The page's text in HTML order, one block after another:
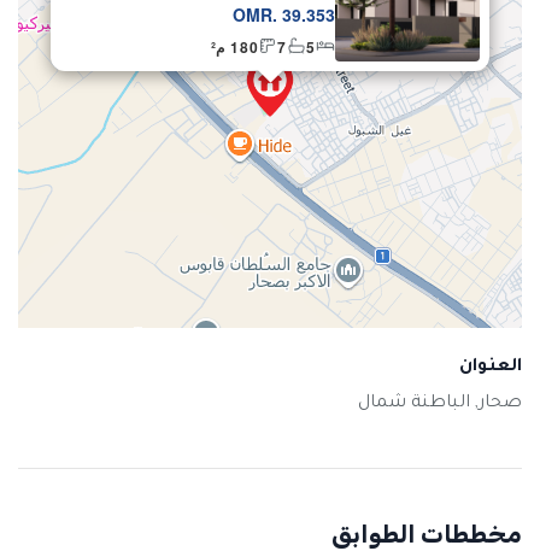
OMR. 39.353
5
7 180 م²
العنوان
صحار, الباطنة شمال
مخططات الطوابق